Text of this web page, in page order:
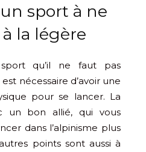
sport à ne
la légère
qu’il ne faut pas
nécessaire d’avoir une
pour se lancer. La
un bon allié, qui vous
dans l’alpinisme plus
points sont aussi à